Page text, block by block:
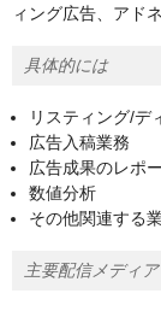
ィング広告、アド
具体的には
リスティング/デ
広告入稿業務
広告成果のレポ
数値分析
その他関連する
主要配信メディア